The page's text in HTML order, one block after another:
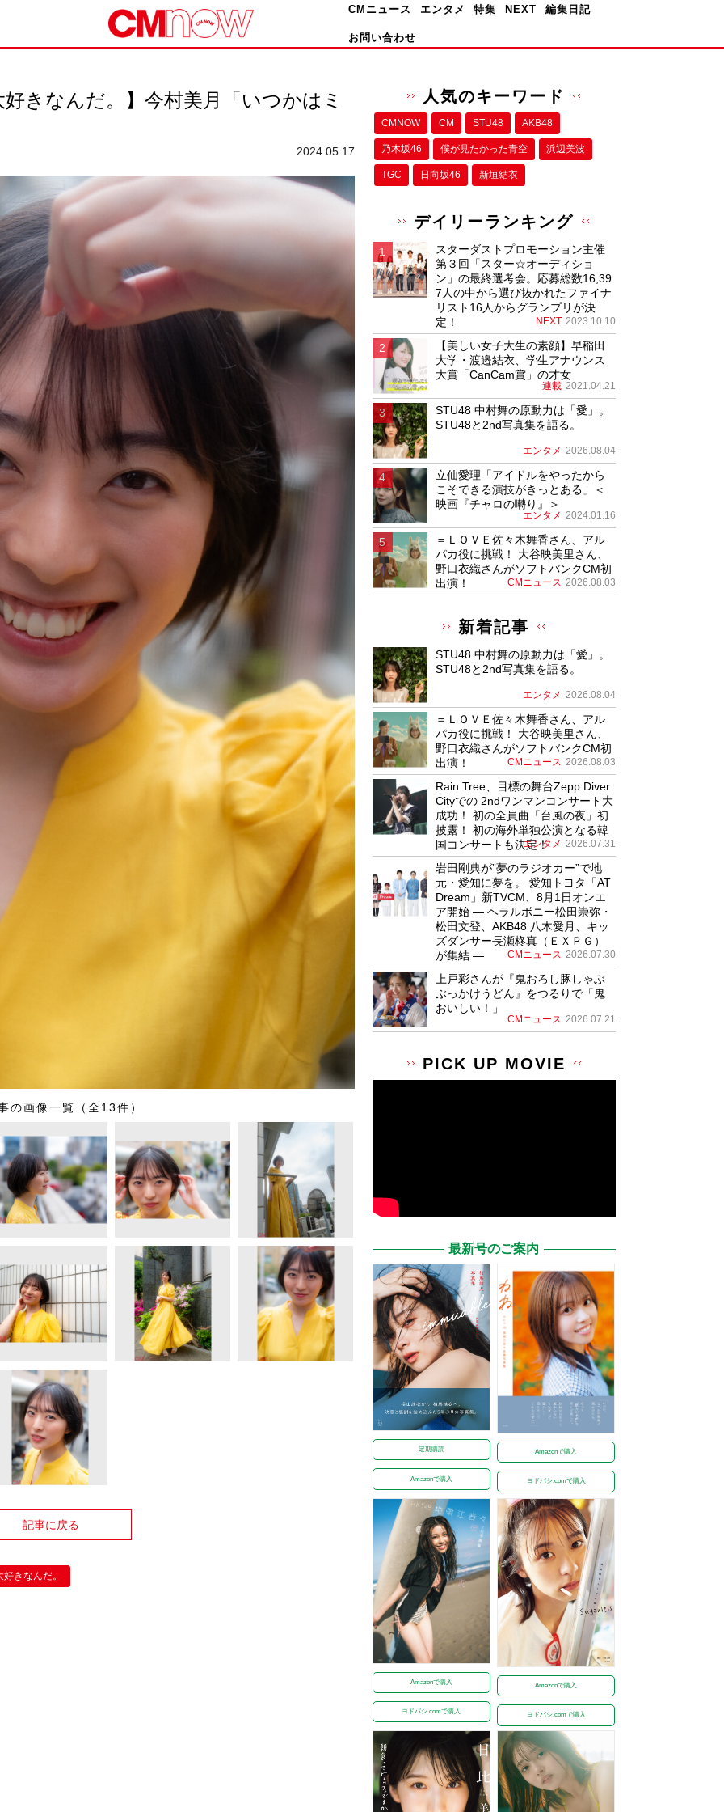
CMニュース エンタメ 特集 NEXT 編集日記
お問い合わせ
きなんだ。】今村美月「いつかはミ
2024.05.17
の画像一覧（全13件）
記事に戻る
きなんだ。
人気のキーワード
CMNOW CM STU48 AKB48
乃木坂46 僕が⾒たかった⻘空 浜辺美波
TGC 日向坂46 新垣結衣
デイリーランキング
スターダストプロモーション主催
第３回「スター☆オーディショ
ン」の最終選考会。応募総数16,39
7人の中から選び抜かれたファイナ
リスト16人からグランプリが決
定！
NEXT 2023.10.10
【美しい女子大生の素顔】早稲田
大学・渡邉結衣、学生アナウンス
大賞「CanCam賞」の才女
連載 2021.04.21
STU48 中村舞の原動力は「愛」。
STU48と2nd写真集を語る。
エンタメ 2026.08.04
立仙愛理「アイドルをやったから
こそできる演技がきっとある」＜
映画『チャロの囀り』＞
エンタメ 2024.01.16
＝ＬＯＶＥ佐々木舞香さん、アル
パカ役に挑戦！ 大谷映美里さん、
野口衣織さんがソフトバンクCM初
出演！
CMニュース 2026.08.03
新着記事
STU48 中村舞の原動力は「愛」。
STU48と2nd写真集を語る。
エンタメ 2026.08.04
＝ＬＯＶＥ佐々木舞香さん、アル
パカ役に挑戦！ 大谷映美里さん、
野口衣織さんがソフトバンクCM初
出演！
CMニュース 2026.08.03
Rain Tree、目標の舞台Zepp Diver
Cityでの 2ndワンマンコンサート大
成功！ 初の全員曲「台風の夜」初
披露！ 初の海外単独公演となる韓
国コンサートも決定！
エンタメ 2026.07.31
岩田剛典が”夢のラジオカー”で地
元・愛知に夢を。 愛知トヨタ「AT
Dream」新TVCM、8月1日オンエ
ア開始 ― ヘラルボニー松田崇弥・
松田文登、AKB48 八木愛月、キッ
ズダンサー長瀬柊真（ＥＸＰＧ）
が集結 ―
CMニュース 2026.07.30
上戸彩さんが『鬼おろし豚しゃぶ
ぶっかけうどん』をつるりで「鬼
おいしい！」
CMニュース 2026.07.21
PICK UP MOVIE
最新号のご案内
定期購読
Amazonで購入
Amazonで購入
ヨドバシ.comで購入
Amazonで購入
ヨドバシ.comで購入
Amazonで購入
ヨドバシ.comで購入